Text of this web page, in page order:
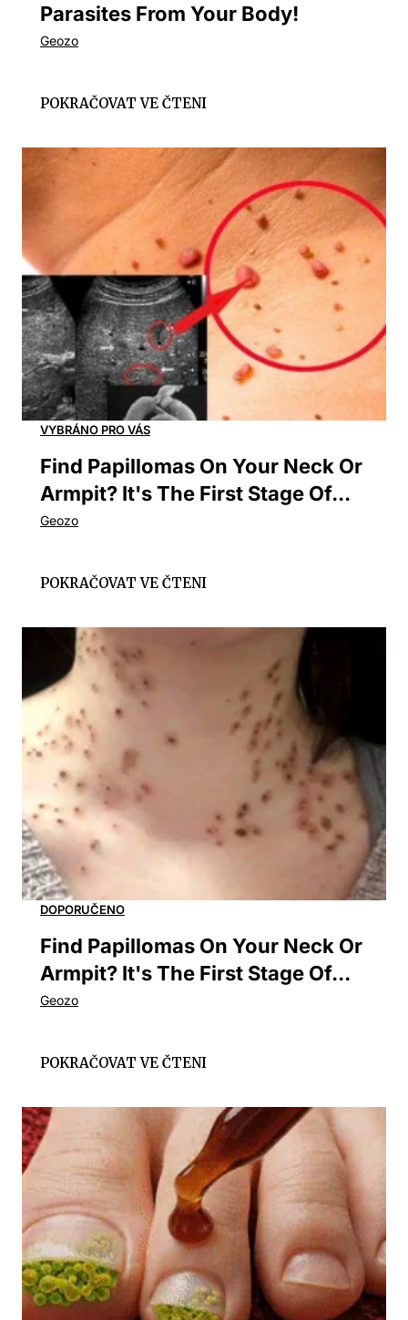
Parasites From Your Body!
Find Papillomas On Your Neck Or
Armpit? It's The First Stage Of...
Find Papillomas On Your Neck Or
Armpit? It's The First Stage Of...